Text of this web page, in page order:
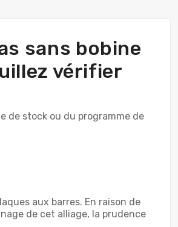
sans bobine
vérifier
de stock ou du programme de
aux barres. En raison de
de cet alliage, la prudence